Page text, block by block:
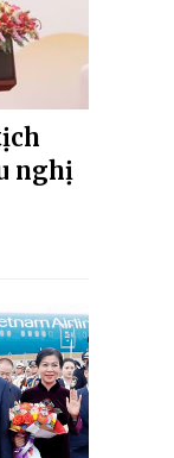
nghị